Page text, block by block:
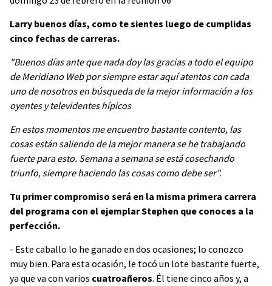
Larry buenos días, como te sientes luego de cumplidas
cinco fechas de carreras.
"Buenos días ante que nada doy las gracias a todo el equipo
de Meridiano Web por siempre estar aquí atentos con cada
uno de nosotros en búsqueda de la mejor información a los
oyentes y televidentes hípicos
En estos momentos me encuentro bastante contento, las
cosas están saliendo de la mejor manera se he trabajando
fuerte para esto. Semana a semana se está cosechando
triunfo, siempre haciendo las cosas como debe ser".
Tu primer compromiso será en la misma primera carrera
del programa con el ejemplar Stephen que conoces a la
perfección.
- Este caballo lo he ganado en dos ocasiones; lo conozco
muy bien. Para esta ocasión, le tocó un lote bastante fuerte,
ya que va con varios cuatroañeros. Él tiene cinco años y, a